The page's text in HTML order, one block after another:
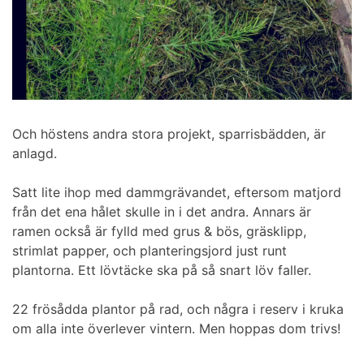
Och höstens andra stora projekt, sparrisbädden, är
anlagd.
Satt lite ihop med dammgrävandet, eftersom matjord
från det ena hålet skulle in i det andra. Annars är
ramen också är fylld med grus & bös, gräsklipp,
strimlat papper, och planteringsjord just runt
plantorna. Ett lövtäcke ska på så snart löv faller.
22 frösådda plantor på rad, och några i reserv i kruka
om alla inte överlever vintern. Men hoppas dom trivs!